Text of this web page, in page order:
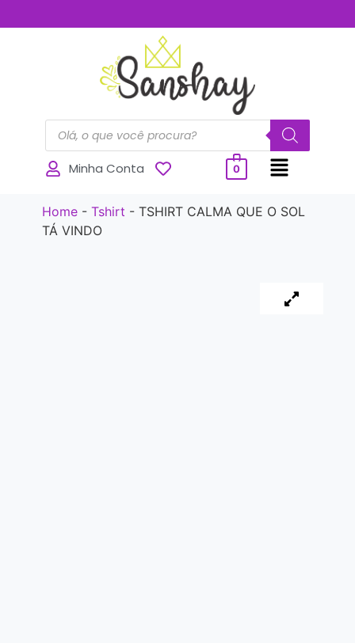
Minha Conta 0
Home- Tshirt - TSHIRT CALMA QUE O SOL
TÁ VINDO